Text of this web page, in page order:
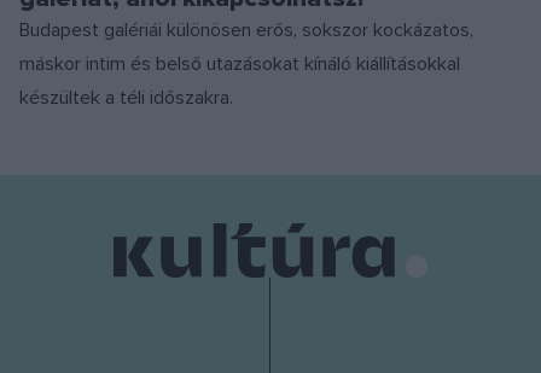
Budapest galériái különösen erős, sokszor kockázatos,
máskor intim és belső utazásokat kínáló kiállításokkal
készültek a téli időszakra.